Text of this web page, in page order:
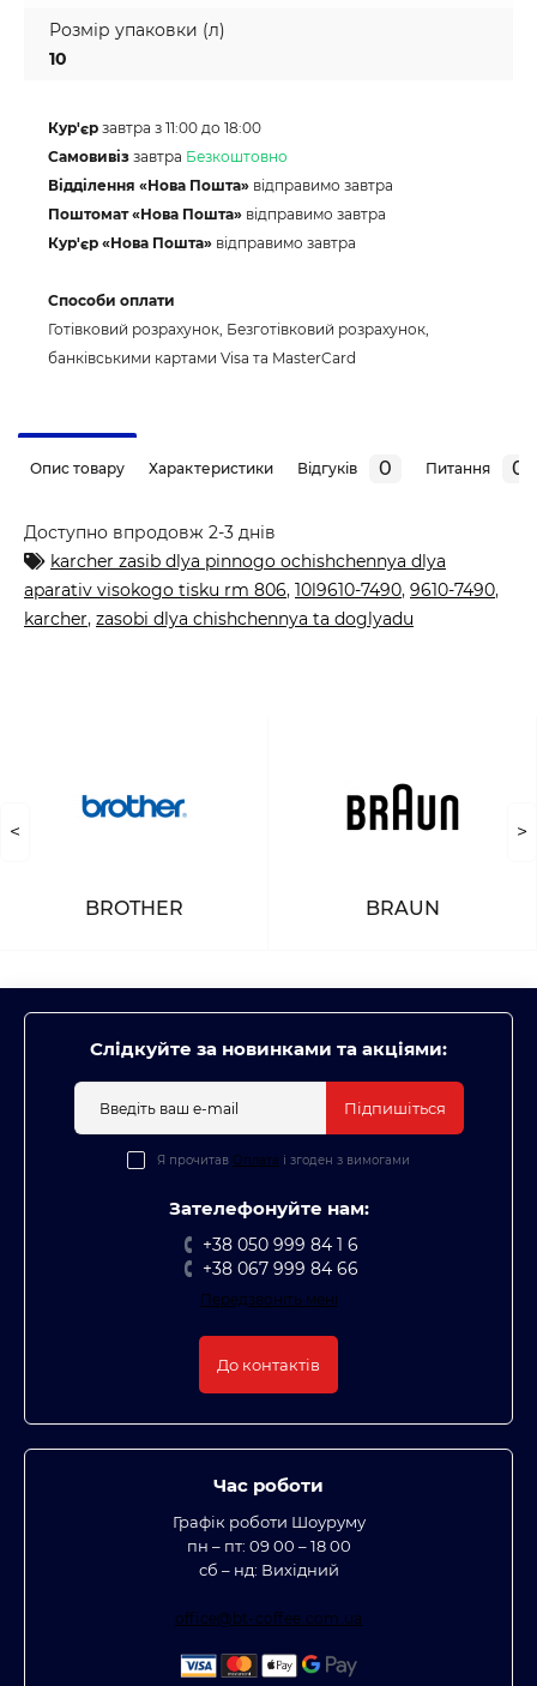
Розмір упаковки (л)
10
Кур'єр завтра з 11:00 до 18:00
Самовивіз завтра Безкоштовно
Відділення «Нова Пошта» відправимо завтра
Поштомат «Нова Пошта» відправимо завтра
Кур'єр «Нова Пошта» відправимо завтра
Способи оплати
Готівковий розрахунок, Безготівковий розрахунок,
банківськими картами Visa та MasterCard
Опис товару Характеристики Відгуків 0 Питання 0
Доступно впродовж 2-3 днів
karcher zasib dlya pinnogo ochishchennya dlya
aparativ visokogo tisku rm 806, 10l9610-7490, 9610-7490,
karcher, zasobi dlya chishchennya ta doglyadu
<
BROTHER BRAUN
>
Слідкуйте за новинками та акціями:
Підпишіться
Я прочитав Оплата і згоден з вимогами
Зателефонуйте нам:
+38 050 999 84 1 6
+38 067 999 84 66
Передзвоніть мені
До контактів
Час роботи
Графік роботи Шоуруму
пн – пт: 09 00 – 18 00
сб – нд: Вихідний
office@bt-coffee.com.ua